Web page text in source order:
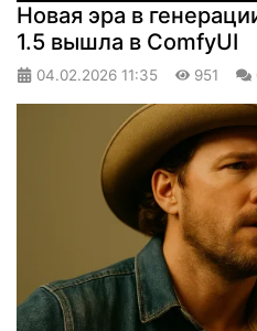
Новая эра в
1.5 вышла в ComfyUI
04.02.2026 11:35 951